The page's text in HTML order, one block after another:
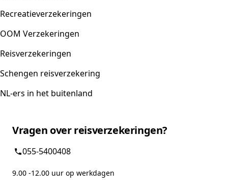
Recreatieverzekeringen
OOM Verzekeringen
Reisverzekeringen
Schengen reisverzekering
NL-ers in het buitenland
Vragen over reisverzekeringen?
055-5400408
9.00 -12.00 uur op werkdagen